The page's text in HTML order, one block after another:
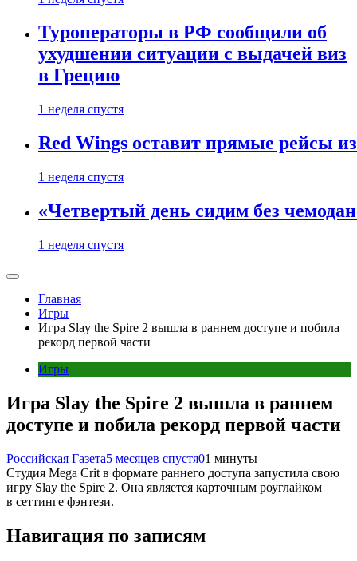
Туроператоры в РФ сообщили об
ухудшении ситуации с выдачей виз
в Грецию
1 неделя спустя
Red Wings оставит прямые рейсы
1 неделя спустя
«Четвертый день сидим без
1 неделя спустя
Главная
Игры
Игра Slay the Spire 2 вышла в раннем доступе и побила
рекорд первой части
Игры
Игра Slay the Spire 2 вышла в раннем
доступе и побила рекорд первой части
Российская Газета5 месяцев спустя01 минуты
Студия Mega Crit в формате раннего доступа запустила свою
игру Slay the Spire 2. Она является карточным роуглайком
в сеттинге фэнтези.
Навигация по записям